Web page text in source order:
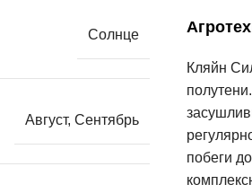
Солнце
Август, Сентябрь
Кляйн
побеги